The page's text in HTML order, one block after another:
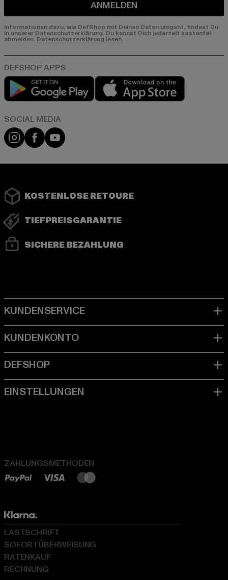
ANMELDEN
Informationen dazu, wie DefShop mit Deinen Daten umgeht, findest Du
in unserer Datenschutzerklärung. Du kannst Dich jederzeit kostenfei
abmelden. Datenschutzerklärung lesen.
Play market
Instagram
FacebookYouTube
KOSTENLOSE RETOURE
TIEFPREISGARANTIE
SICHERE BEZAHLUNG
ZAHLUNGSMETHODEN
LASTSCHRIFT
SOFORTÜBERWEISUNG
RATENKAUF
RECHNUNG